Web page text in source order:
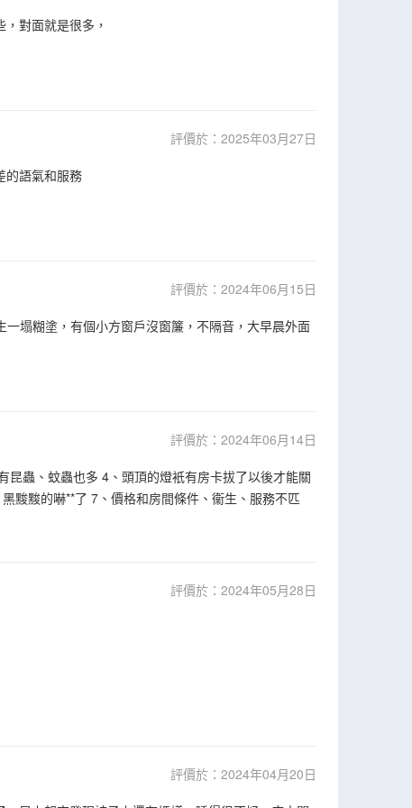
對面就是很多，
評價於：2025年03月27日
的語氣和服務
評價於：2024年06月15日
塌糊塗，有個小方窗戶沒窗簾，不隔音，大早晨外面
評價於：2024年06月14日
蟲、蚊蟲也多 4、頭頂的燈衹有房卡拔了以後才能關
黢黢的嚇**了 7、價格和房間條件、衞生、服務不匹
評價於：2024年05月28日
評價於：2024年04月20日